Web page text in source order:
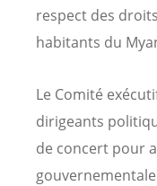
respect des
habitants du
Le Comité
dirigeants
de concert pour